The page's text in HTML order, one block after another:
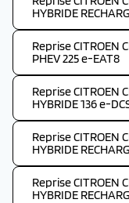
HYBRIDE
Reprise CITROEN
PHEV 225 e-EAT8
Reprise CITROEN
HYBRIDE 136 e-
Reprise CITROEN
HYBRIDE
Reprise CITROEN
HYBRIDE